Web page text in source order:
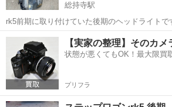
総持寺駅
rk5前期に取り付けていた後期のヘッドライトで
配線加工しています レンズの劣化かなりありま
出品です 取り付けは問題ありません ノークレームノーリターンで引き
取り出来る方お願いします
大阪 高槻市 総持寺駅 外装、車外用
【実家の整理】そのカメ
状態が悪くてもOK！最大限買
プリフラ